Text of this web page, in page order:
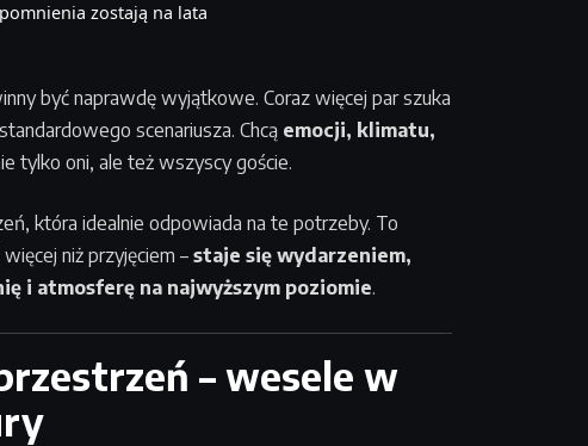
zostają na lata
być naprawdę wyjątkowe. Coraz więcej par szuka
scenariusza. Chcą emocji, klimatu,
tylko oni, ale też wszyscy goście.
która idealnie odpowiada na te potrzeby. To
niż przyjęciem – staje się wydarzeniem,
i atmosferę na najwyższym poziomie.
– wesele w